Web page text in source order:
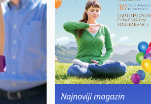
Najnoviji magazin